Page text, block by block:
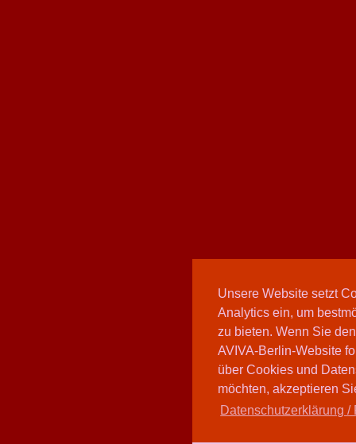
Unsere Website setzt
Analytics ein, um
zu bieten. Wenn Sie
AVIVA-Berlin-Website
über Cookies und
möchten, akzeptieren
Datenschutzerklärung /